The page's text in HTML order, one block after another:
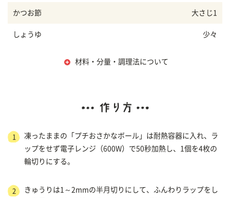
かつお節 大さじ1
しょうゆ 少々
材料・分量・調理法について
1
凍ったままの「プチおさかなボール」は耐熱容器に入れ、ラ
ップをせず電子レンジ（600W）で50秒加熱し、1個を4枚の
輪切りにする。
2
きゅうりは1～2mmの半月切りにして、ふんわりラップをし